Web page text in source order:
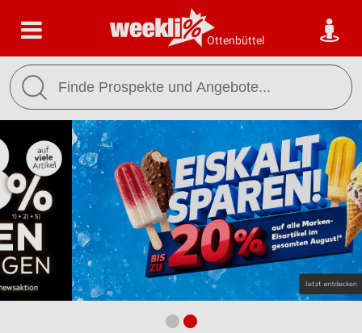
Ottenbüttel